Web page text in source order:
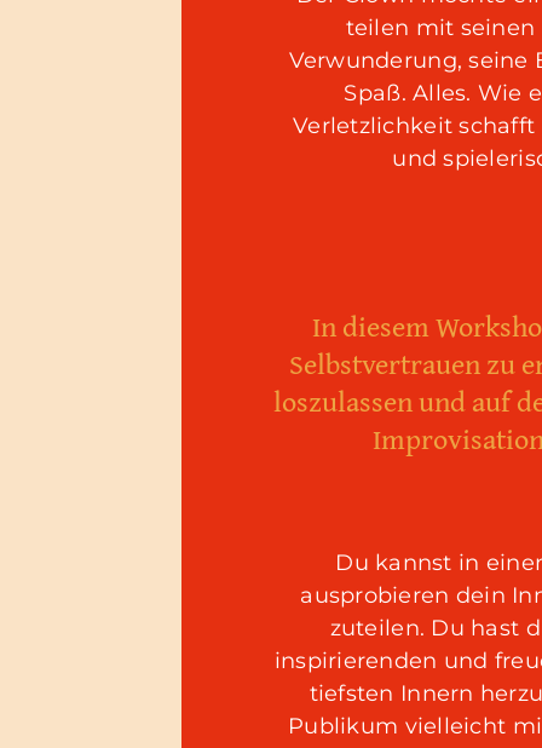
teilen mit seinen
Verwunderung, seine
Spaß. Alles. Wie
Verletzlichkeit schafft
und
In diesem
Selbstvertrauen zu
loszulassen und auf
Du kannst in
ausprobieren dein
zuteilen. Du hast
inspirierenden und
tiefsten Innern
Publikum vielleicht